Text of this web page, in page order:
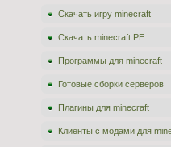
Скачать игру minecraft
Скачать minecraft PE
Программы для minecraft
Готовые сборки серверов
Плагины для minecraft
Клиенты с модами для